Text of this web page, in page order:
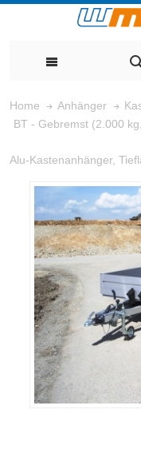
Home Anhänger
BT - Gebremst (2.000
Alu-Kastenanhänger,